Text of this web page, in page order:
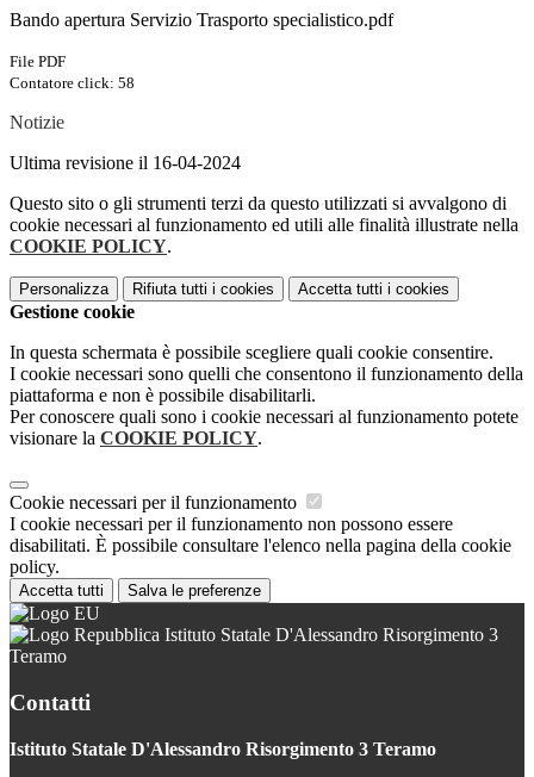
Bando apertura Servizio Trasporto specialistico.pdf
File PDF
Contatore click: 58
Notizie
Ultima revisione il 16-04-2024
Questo sito o gli strumenti terzi da questo utilizzati si avvalgono di
cookie necessari al funzionamento ed utili alle finalità illustrate nella
COOKIE POLICY.
Personalizza Rifiuta tutti i cookies Accetta tutti i cookies
Gestione cookie
In questa schermata è possibile scegliere quali cookie consentire.
I cookie necessari sono quelli che consentono il funzionamento della
piattaforma e non è possibile disabilitarli.
Per conoscere quali sono i cookie necessari al funzionamento potete
visionare la COOKIE POLICY.
Cookie necessari per il funzionamento
I cookie necessari per il funzionamento non possono essere
disabilitati. È possibile consultare l'elenco nella pagina della cookie
policy.
Accetta tutti Salva le preferenze
Istituto Statale D'Alessandro Risorgimento 3
Teramo
Contatti
Istituto Statale D'Alessandro Risorgimento 3 Teramo